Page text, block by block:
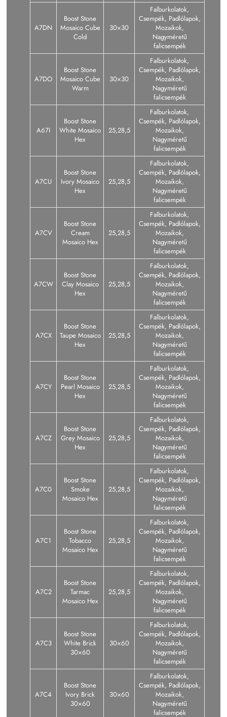
A7DN
Boost Stone
Mosaico Cube
Cold
30×30
Falburkolatok,
Csempék, Padlólapok,
Mozaikok,
Nagyméretű
falicsempék
A7DO
Boost Stone
Mosaico Cube
Warm
30×30
Falburkolatok,
Csempék, Padlólapok,
Mozaikok,
Nagyméretű
falicsempék
A67I
Boost Stone
White Mosaico
Hex
25,28,5
Falburkolatok,
Csempék, Padlólapok,
Mozaikok,
Nagyméretű
falicsempék
A7CU
Boost Stone
Ivory Mosaico
Hex
25,28,5
Falburkolatok,
Csempék, Padlólapok,
Mozaikok,
Nagyméretű
falicsempék
A7CV
Boost Stone
Cream
Mosaico Hex
25,28,5
Falburkolatok,
Csempék, Padlólapok,
Mozaikok,
Nagyméretű
falicsempék
A7CW
Boost Stone
Clay Mosaico
Hex
25,28,5
Falburkolatok,
Csempék, Padlólapok,
Mozaikok,
Nagyméretű
falicsempék
A7CX
Boost Stone
Taupe Mosaico
Hex
25,28,5
Falburkolatok,
Csempék, Padlólapok,
Mozaikok,
Nagyméretű
falicsempék
A7CY
Boost Stone
Pearl Mosaico
Hex
25,28,5
Falburkolatok,
Csempék, Padlólapok,
Mozaikok,
Nagyméretű
falicsempék
A7CZ
Boost Stone
Grey Mosaico
Hex
25,28,5
Falburkolatok,
Csempék, Padlólapok,
Mozaikok,
Nagyméretű
falicsempék
A7C0
Boost Stone
Smoke
Mosaico Hex
25,28,5
Falburkolatok,
Csempék, Padlólapok,
Mozaikok,
Nagyméretű
falicsempék
A7C1
Boost Stone
Tobacco
Mosaico Hex
25,28,5
Falburkolatok,
Csempék, Padlólapok,
Mozaikok,
Nagyméretű
falicsempék
A7C2
Boost Stone
Tarmac
Mosaico Hex
25,28,5
Falburkolatok,
Csempék, Padlólapok,
Mozaikok,
Nagyméretű
falicsempék
A7C3
Boost Stone
White Brick
30×60
30×60
Falburkolatok,
Csempék, Padlólapok,
Mozaikok,
Nagyméretű
falicsempék
A7C4
Boost Stone
Ivory Brick
30×60
30×60
Falburkolatok,
Csempék, Padlólapok,
Mozaikok,
Nagyméretű
falicsempék